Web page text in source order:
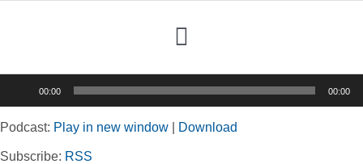
Toggle
Navigation
Rubriken
00:00 00:00
Podcast: Play in new window Download
Subscribe: RSS